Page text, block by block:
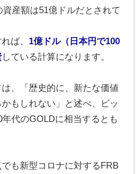
産額は51億ドルだとされて
ば、 1億ドル（日本円で100
している計算になります。
、「歴史的に、新たな価値
もしれない」と述べ、ビッ
代のGOLDに相当するとも
も新型コロナに対するFRB